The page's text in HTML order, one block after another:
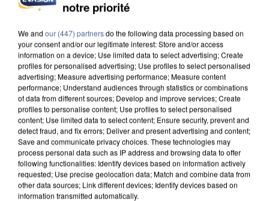
L’UN DES FONDATEURS SUPPOSÉS DE LA DZ
MAFIA INTERPELLÉ EN ALGÉRIE
notre priorité
We and our (447) partnersdo the following data processing based on
your consent and/or our legitimate interest: Store and/or access
information on a device; Use limited data to select advertising; Create
profiles for personalised advertising; Use profiles to select personalised
advertising; Measure advertising performance; Measure content
performance; Understand audiences through statistics or combinations
of data from different sources; Develop and improve services; Create
profiles to personalise content; Use profiles to select personalised
content; Use limited data to select content; Ensure security, prevent and
detect fraud, and fix errors; Deliver and present advertising and content;
Save and communicate privacy choices. These technologies may
process personal data such as IP address and browsing data to offer
following functionalities: Identify devices based on information actively
requested; Use precise geolocation data; Match and combine data from
other data sources; Link different devices; Identify devices based on
information transmitted automatically.